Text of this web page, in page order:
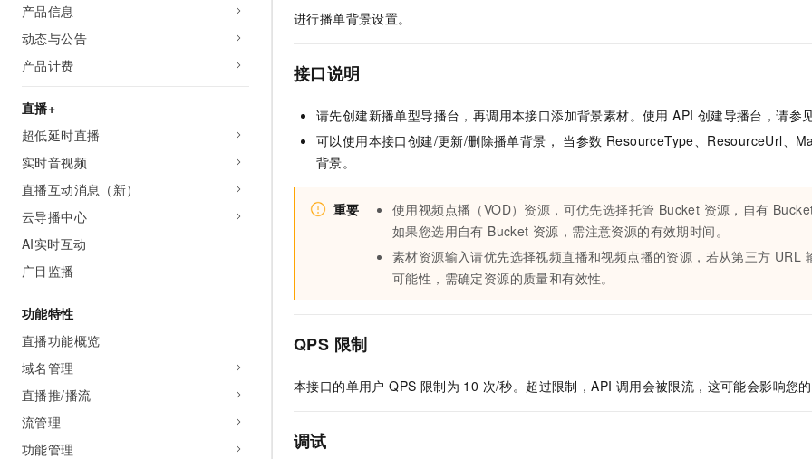
产品信息
动态与公告
产品计费
直播+
超低延时直播
实时音视频
直播互动消息（新）
云导播中心
AI实时互动
广目监播
功能特性
直播功能概览
域名管理
直播推/播流
流管理
功能管理
进行播单背景设置。
接口说明
请先创建新播单型导播台，再调用本接口添加背景素材。使用 API 创建导播台，请参
可以使用本接口创建/更新/删除播单背景， 当参数 ResourceType、ResourceUrl、
背景。
重要
使用视频点播（VOD）资源，可优先选择托管 Bucket 资源，自有
如果您选用自有 Bucket 资源，需注意资源的有效期时间。
素材资源输入请优先选择视频直播和视频点播的资源，若从第三方 URL
可能性，需确定资源的质量和有效性。
QPS 限制
本接口的单用户 QPS 限制为 10 次/秒。超过限制，API 调用会被限流，这可能会影响您
调试
能看、能想、能动手的多模态智能体模型
Qwen3-VL-Plus
旗舰 MoE 大模型，百万上下文与顶尖推理能力
GLM-5.2
图生视频，流
Wan2.7-
千问AI平台-Token Plan NEW
千问AI平台-模型体验
在线体验全尺寸、多种模态的模型效果
Happy 系列大模型
AI 应用构建
大模型服务平台百炼-应用模版
人工智能平台 PAI 秒悟
计算
容器
存储
网络与CDN
安全
中间件
媒体服务
企业服务与云通信
域名与网站
终端用户计算
无影云电脑
随时随地安全接入的云上超级电脑
云解析DNS
云原生大数据计算服务 MaxCompute
面向分析的企业级SaaS模式云数据仓库
容器服务 Kubernetes 版 ACK
提供一站式管理容器应用的 K8s 服务
云防火墙
云原生的云上
互联网应用开发
大数据
现代化应用
安全
网络
可观测
上云与迁云
政企业务
Hermes Agent，打造自进化智能体
自主进化，持久记忆，越用越聪明
快速拥有专属 OpenClaw
云工开物
高校专属算力普惠，学生认证享300元代金券
免费试用
解决方案免费试用 新老同享
最高领取价值200元试用点，立即开启云上创新
产品新客免费试用，最长12个月
万小智 AI 建站低至 15元/月
送.CN域名，送备案服务码
AI 短剧/漫剧
AI助力短剧漫
自动承接线索
观测云
Tuya 物联网平台阿里云版
电子合同
Tableau 订阅
AI空中课堂在线直播课堂（旗舰版）
开发者生态解决方案
AI 开发和 AI 应用解决方案
快递物流查询
ERP
CRM
OA 办公系统
广告营销
WordPress
模板小程序
无影生态合作计划
Consulting Partner 合作计划
成为服务
在线服务
短信专区
分析师报告
研究报告与白皮书
天池大赛
AI 算法大赛
云开发大赛
入门学习赛
高校合作
科研合作